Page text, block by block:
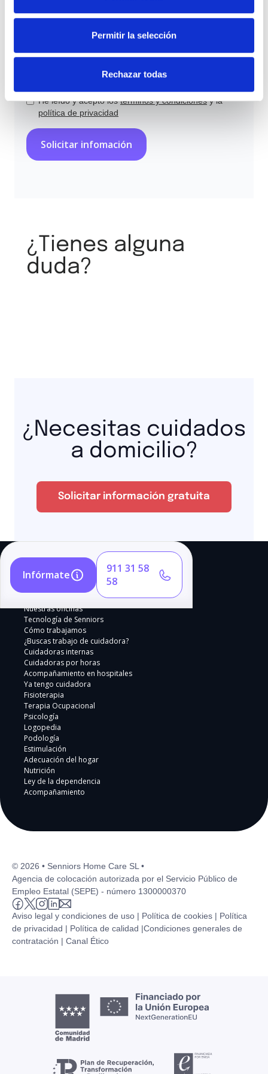
Permitir la selección
Rechazar todas
He leído y acepto lostérminos y condicionesy la
política de privacidad
¿Tienes alguna
duda?
¿Necesitas cuidados
a domicilio?
Solicitar información gratuita
Infórmate
911 31 58
58
Nuestras oficinas
Tecnología de Senniors
Cómo trabajamos
¿Buscas trabajo de cuidadora?
Cuidadoras internas
Cuidadoras por horas
Acompañamiento en hospitales
Ya tengo cuidadora
Fisioterapia
Terapia Ocupacional
Psicología
Logopedia
Podología
Estimulación
Adecuación del hogar
Nutrición
Ley de la dependencia
Acompañamiento
© 2026 • Senniors Home Care SL •
Agencia de colocación autorizada por el Servicio Público de
Empleo Estatal (SEPE) - número 1300000370
Aviso legal y condiciones de uso | Política de cookies | Política
de privacidad | Política de calidad |Condiciones generales de
contratación | Canal Ético